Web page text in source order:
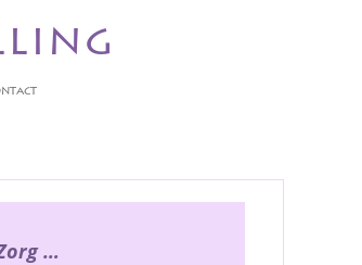
…